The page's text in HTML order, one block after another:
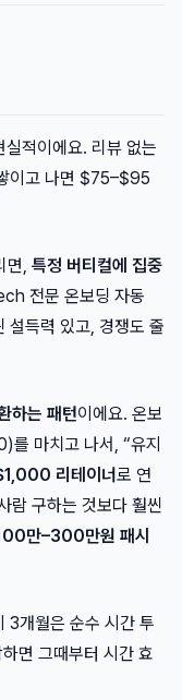
적이에요. 리뷰 없는
이고 나면 $75–$95
면, 특정 버티컬에 집중
전문 온보딩 자동
설득력 있고, 경쟁도 줄
하는 패턴이에요. 온보
마치고 나서, “유지
리테이너로 연
람 구하는 것보다 훨씬
만–300만원 패시
개월은 순수 시간 투
면 그때부터 시간 효